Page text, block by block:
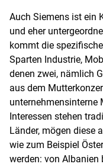
Auch Siemens ist ein
und eher
kommt die
Sparten Industrie,
denen zwei, nämlich
aus dem
unternehmensinterne
Interessen stehen
Länder, mögen diese
wie zum Beispiel
werden: von Albanien